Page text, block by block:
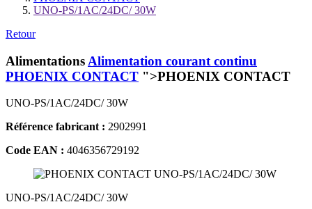
UNO-PS/1AC/24DC/ 30W
Retour
Alimentations Alimentation courant continu
PHOENIX CONTACT ">PHOENIX CONTACT
UNO-PS/1AC/24DC/ 30W
Référence fabricant : 2902991
Code EAN : 4046356729192
UNO-PS/1AC/24DC/ 30W